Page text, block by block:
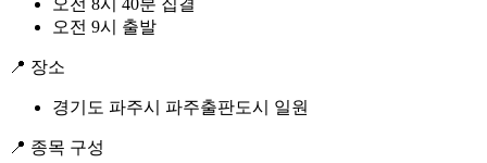
오전 8시 40분 집결
오전 9시 출발
📍 장소
경기도 파주시 파주출판도시 일원
📍 종목 구성